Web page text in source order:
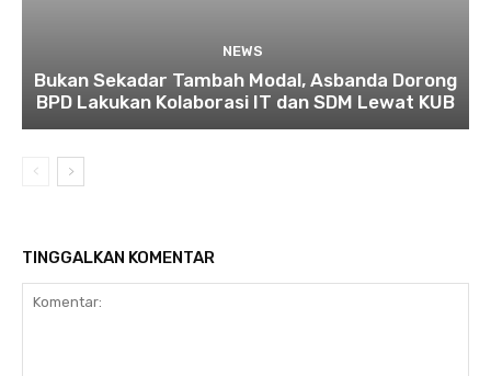
NEWS
Bukan Sekadar Tambah Modal, Asbanda Dorong
BPD Lakukan Kolaborasi IT dan SDM Lewat KUB
TINGGALKAN KOMENTAR